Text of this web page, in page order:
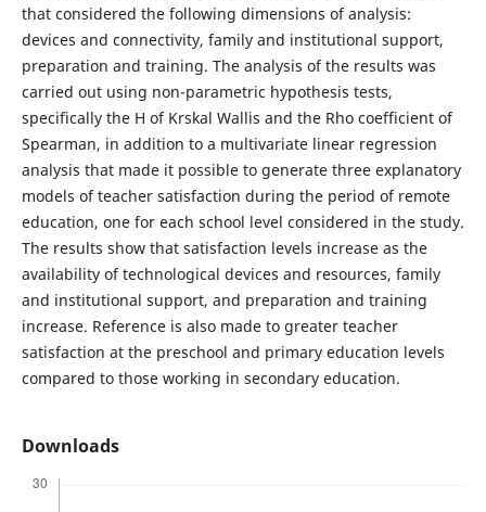
that considered the following dimensions of analysis:
devices and connectivity, family and institutional support,
preparation and training. The analysis of the results was
carried out using non-parametric hypothesis tests,
specifically the H of Krskal Wallis and the Rho coefficient of
Spearman, in addition to a multivariate linear regression
analysis that made it possible to generate three explanatory
models of teacher satisfaction during the period of remote
education, one for each school level considered in the study.
The results show that satisfaction levels increase as the
availability of technological devices and resources, family
and institutional support, and preparation and training
increase. Reference is also made to greater teacher
satisfaction at the preschool and primary education levels
compared to those working in secondary education.
Downloads